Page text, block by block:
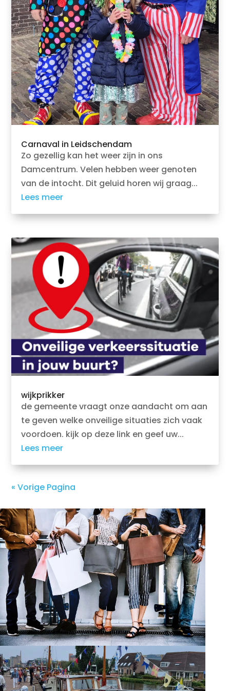
Carnaval in Leidschendam
Zo gezellig kan het weer zijn in ons
Damcentrum. Velen hebben weer genoten
van de intocht. Dit geluid horen wij graag...
Lees meer
wijkprikker
de gemeente vraagt onze aandacht om aan
te geven welke onveilige situaties zich vaak
voordoen. kijk op deze link en geef uw...
Lees meer
« Vorige Pagina